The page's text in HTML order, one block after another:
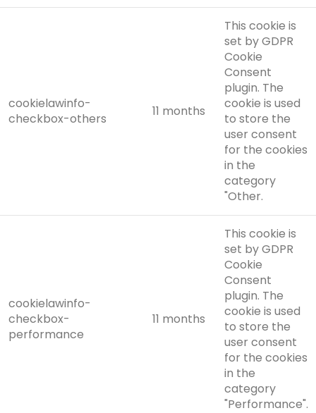
cookielawinfo-
checkbox-others
11 months
This cookie is
set by GDPR
Cookie
Consent
plugin. The
cookie is used
to store the
user consent
for the cookies
in the
category
"Other.
cookielawinfo-
checkbox-
performance
11 months
This cookie is
set by GDPR
Cookie
Consent
plugin. The
cookie is used
to store the
user consent
for the cookies
in the
category
"Performance".